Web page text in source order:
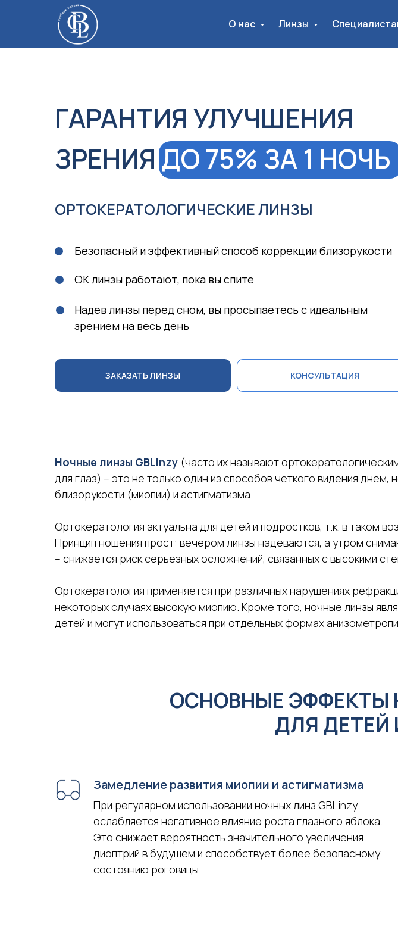
О нас Линзы
ОРТОКЕРАТОЛОГИЧЕСКИЕ ЛИНЗЫ
Надев линзы перед сном, вы просыпаетесь с идеальным
зрением на весь день
ОК линзы работают, пока вы спите
Безопасный и эффективный способ коррекции близорукости
КОНСУЛЬТАЦИЯ
ЗАКАЗАТЬ ЛИНЗЫ
ГАРАНТИЯ УЛУЧШЕНИЯ
ЗРЕНИЯДО 75% ЗА 1 НОЧЬ
Ночные линзы GBLinzy (часто их называют
для глаз) – это не только один из способов четкого видения
близорукости (миопии) и астигматизма.
Ортокератология актуальна для детей и подростков, т.к. в таком
Принцип ношения прост: вечером линзы надеваются, а утром
– снижается риск серьезных осложнений, связанных с высокими
Ортокератология применяется при различных нарушениях
некоторых случаях высокую миопию. Кроме того, ночные линзы
детей и могут использоваться при отдельных формах
ОСНОВНЫЕ ЭФФЕКТЫ
ДЛЯ ДЕТЕЙ
Замедление развития миопии и астигматизма
При регулярном использовании ночных линз GBLinzy
ослабляется негативное влияние роста глазного яблока.
Это снижает вероятность значительного увеличения
диоптрий в будущем и способствует более безопасному
состоянию роговицы.